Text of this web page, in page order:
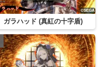
ガラハッド (真紅の十字盾)